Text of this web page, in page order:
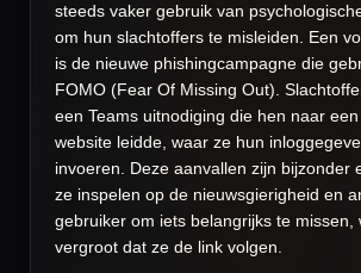
steeds vaker gebruik van
om hun slachtoffers te misleiden. Een
is de nieuwe phishingcampagne die
FOMO (Fear Of Missing Out).
een Teams uitnodiging die hen naar
website leidde, waar ze hun
invoeren. Deze aanvallen zijn bijzonder
ze inspelen op de nieuwsgierigheid en
gebruiker om iets belangrijks te missen,
vergroot dat ze de link volgen.